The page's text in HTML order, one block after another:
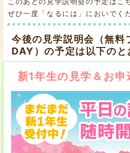
ぜひ一度「なるには」においでく
今後の見学説明会（無料
DAY）の予定は以下のと
新1年生の見学＆お申